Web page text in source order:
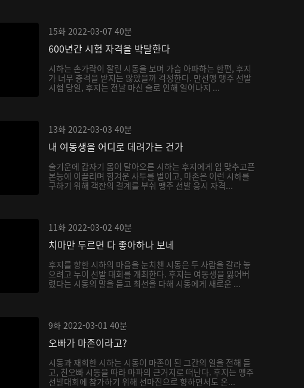
15화 2022-03-07 40분
600년간 시험 자격을 박탈한다
시하는 손가락이 잘린 시동을 보며 가슴 아파하는 한편, 후지
가 너무 충격을 받지는 않았을까 걱정한다. 만선맹 맹주 선발
시험 당일, 후지는 전날 마신 술로 인해 일어나지 ...
13화 2022-03-03 40분
내 여동생을 어디로 데려가는 건가
술기운에 갑자기 몸이 달아오른 시하는 후지에게 입 맞추고픈
본능에 이끌리며 힘겨운 사투를 벌이고, 마존은 이런 시하를
구하기 위해 객잔의 결계를 부숴 맹주 선발 응시 자격...
11화 2022-03-02 40분
치마만 두르면 다 좋아하나 보네
후지를 향한 시하의 마음을 눈치챈 시동은 두 사람을 갈라 놓
으려고 누이 선발 대회를 개최한다. 후지는 여동생을 잃어버
렸다는 시동의 말을 듣고 최선을 다해 시동에게 새로운 ...
9화 2022-03-01 40분
오빠가 마존이라고?
시동과 재회한 시하는 시동이 마존이 된 그간의 일을 전해 듣
고, 친오빠 시동을 따라 마파의 근거지로 떠난다. 후지는 맹주
선발대회에 참가하기 위해 선마진으로 향하면서도 온...